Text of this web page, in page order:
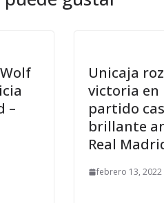
–
Unicaja
victoria en
partido
brillante
Real
febrero 13, 2022